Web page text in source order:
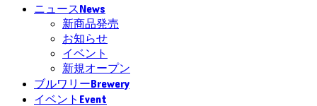
ニュースNews
新商品発売
お知らせ
イベント
新規オープン
ブルワリーBrewery
イベント Event